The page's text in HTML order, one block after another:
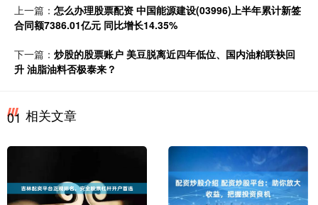
上一篇： 怎么办理股票配资 中国能源建设(03996)上半年累计新签
合同额7386.01亿元 同比增长14.35%
下一篇： 炒股的股票账户 美豆脱离近四年低位、国内油粕联袂回
升 油脂油料否极泰来？
01 相关文章